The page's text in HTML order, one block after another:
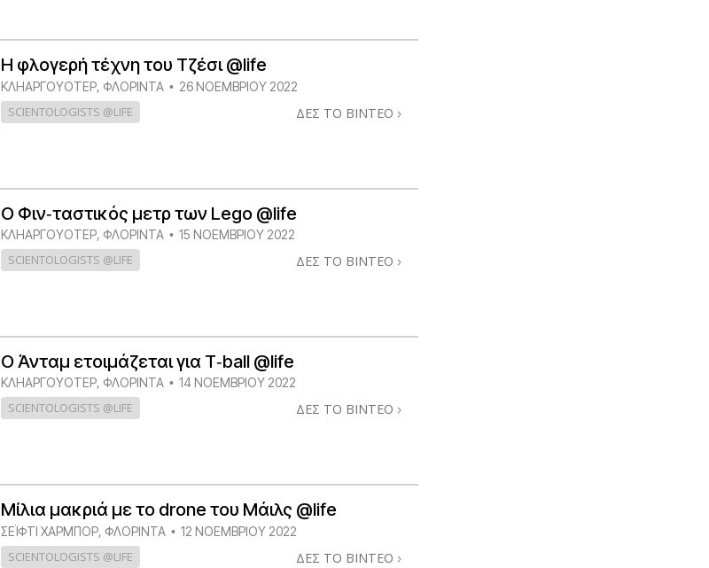
Η φλογερή τέχνη του Τζέσι @life
ΚΛΗΑΡΓΟΥΌΤΕΡ, ΦΛΌΡΙΝΤΑ • 26 ΝΟΕΜΒΡΙΟΥ 2022
SCIENTOLOGISTS @LIFE ΔΕΣ ΤΟ ΒΙΝΤΕΟ
Ο Φιν‑ταστικός μετρ των Lego @life
ΚΛΗΑΡΓΟΥΌΤΕΡ, ΦΛΌΡΙΝΤΑ • 15 ΝΟΕΜΒΡΙΟΥ 2022
SCIENTOLOGISTS @LIFE ΔΕΣ ΤΟ ΒΙΝΤΕΟ
Ο Άνταμ ετοιμάζεται για T‑ball @life
ΚΛΗΑΡΓΟΥΌΤΕΡ, ΦΛΌΡΙΝΤΑ • 14 ΝΟΕΜΒΡΙΟΥ 2022
SCIENTOLOGISTS @LIFE ΔΕΣ ΤΟ ΒΙΝΤΕΟ
Μίλια μακριά με το drone του Μάιλς @life
ΣΕΪΦΤΙ ΧΑΡΜΠΟΡ, ΦΛΟΡΙΝΤΑ • 12 ΝΟΕΜΒΡΙΟΥ 2022
SCIENTOLOGISTS @LIFE ΔΕΣ ΤΟ ΒΙΝΤΕΟ